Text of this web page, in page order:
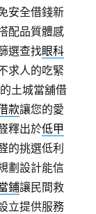
安全借錢新
配品質體感
選查找眼科
求人的吃緊
土城當舖借
款讓您的愛
釋出於低甲
的挑選低利
劃設計能信
鋪讓民間救
立提供服務